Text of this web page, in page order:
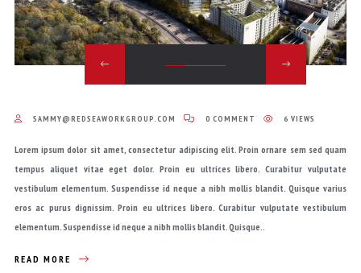
SAMMY@REDSEAWORKGROUP.COM 0 COMMENT 6 VIEWS
Lorem ipsum dolor sit amet, consectetur adipiscing elit. Proin ornare sem sed quam
tempus aliquet vitae eget dolor. Proin eu ultrices libero. Curabitur vulputate
vestibulum elementum. Suspendisse id neque a nibh mollis blandit. Quisque varius
eros ac purus dignissim. Proin eu ultrices libero. Curabitur vulputate vestibulum
elementum. Suspendisse id neque a nibh mollis blandit. Quisque..
READ MORE